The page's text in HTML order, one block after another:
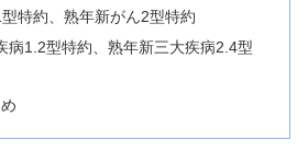
特約、熟年新がん2型特約
病1.2型特約、熟年新三大疾病2.4型